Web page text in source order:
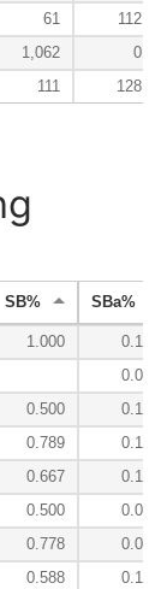
61
112
1,062
0
111 128
SB% SBa%
1.000
0.143
0.000
0.500
0.190
0.789
0.156
0.667
0.123
0.500
0.084
0.778
0.070
0.588 0.135